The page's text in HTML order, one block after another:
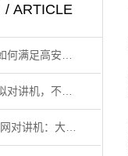
/ ARTICLE
公网对讲机vs模拟对讲机，不同行业到底怎么选
BF-SCP810C 公网对讲机：大型景区管理与服务的全能助手